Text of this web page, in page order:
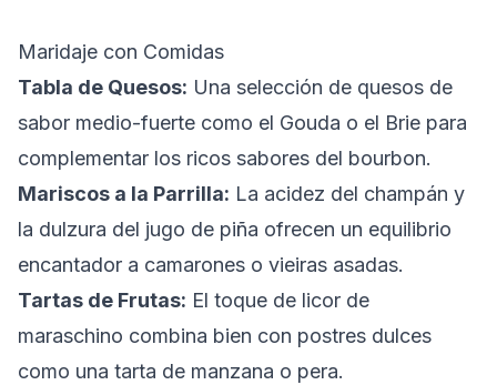
Maridaje con Comidas
Tabla de Quesos: Una selección de quesos de
sabor medio-fuerte como el Gouda o el Brie para
complementar los ricos sabores del bourbon.
Mariscos a la Parrilla: La acidez del champán y
la dulzura del jugo de piña ofrecen un equilibrio
encantador a camarones o vieiras asadas.
Tartas de Frutas: El toque de licor de
maraschino combina bien con postres dulces
como una tarta de manzana o pera.